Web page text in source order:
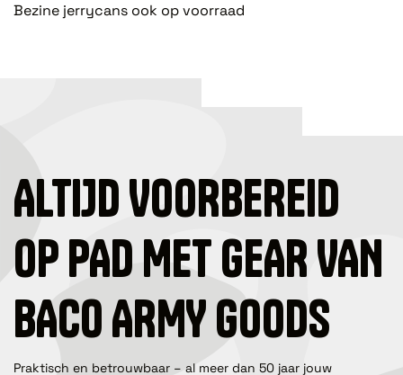
Bezine jerrycans ook op voorraad
ALTIJD VOORBEREID
OP PAD MET GEAR VAN
BACO ARMY GOODS
Praktisch en betrouwbaar – al meer dan 50 jaar jouw